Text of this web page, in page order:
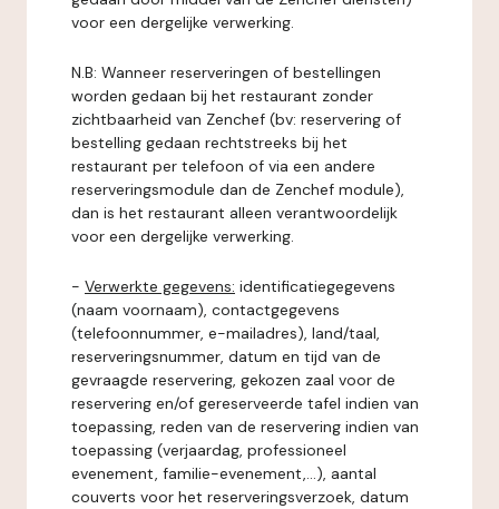
voor een dergelijke verwerking.
N.B: Wanneer reserveringen of bestellingen
worden gedaan bij het restaurant zonder
zichtbaarheid van Zenchef (bv: reservering of
bestelling gedaan rechtstreeks bij het
restaurant per telefoon of via een andere
reserveringsmodule dan de Zenchef module),
dan is het restaurant alleen verantwoordelijk
voor een dergelijke verwerking.
- Verwerkte gegevens: identificatiegegevens
(naam voornaam), contactgegevens
(telefoonnummer, e-mailadres), land/taal,
reserveringsnummer, datum en tijd van de
gevraagde reservering, gekozen zaal voor de
reservering en/of gereserveerde tafel indien van
toepassing, reden van de reservering indien van
toepassing (verjaardag, professioneel
evenement, familie-evenement,...), aantal
couverts voor het reserveringsverzoek, datum